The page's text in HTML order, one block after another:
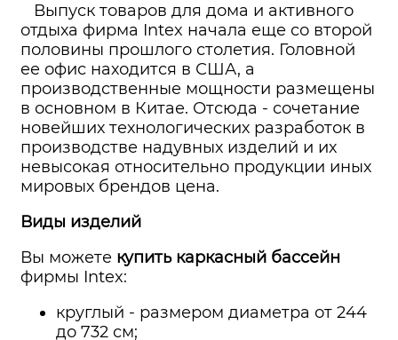
Выпуск товаров для дома и активного
отдыха фирма Intex начала еще со второй
половины прошлого столетия. Головной
ее офис находится в США, а
производственные мощности размещены
в основном в Китае. Отсюда - сочетание
новейших технологических разработок в
производстве надувных изделий и их
невысокая относительно продукции иных
мировых брендов цена.
Виды изделий
Вы можете купить каркасный бассейн
фирмы Intex:
круглый - размером диаметра от 244
до 732 см;